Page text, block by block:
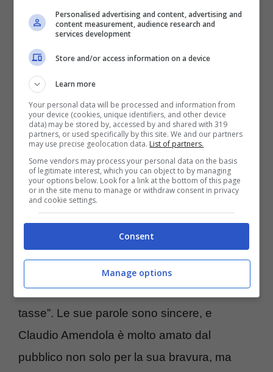
Raggi, ogni giorno si parlava dei problemi di
Roma, ora sembra una città autogestita,
senza sindaco”, sul quotidiano ribadisce che
“Sono stufo di parlare di ciò che non va a
Roma, è un tema che sembra non avere
soluzione”. Dopodiché, ecco lastoccata al
sistema contributivo italiano
cittadini più onesti.
La critica dell’attore alle tasse troppo
“In un anno avevo guadagnato circa tre
miliardi, oltre la metà li avevo versati in
tasse”. Le sue parole sono sincere, e
Claudio Amendola è molto amato dal
pubblico non solo per la sua bravura, ma
Personalised advertising and content, advertising and
content measurement, audience research and
services development
Store and/or access information on a device
Learn more
Your personal data will be processed and information from
your device (cookies, unique identifiers, and other device
data) may be stored by, accessed by and shared with 319
partners, or used specifically by this site. We and our partners
may use precise geolocation data. List of partners.
Some vendors may process your personal data on the basis
of legitimate interest, which you can object to by managing
your options below. Look for a link at the bottom of this page
or in the site menu to manage or withdraw consent in privacy
and cookie settings.
Consent
Manage options